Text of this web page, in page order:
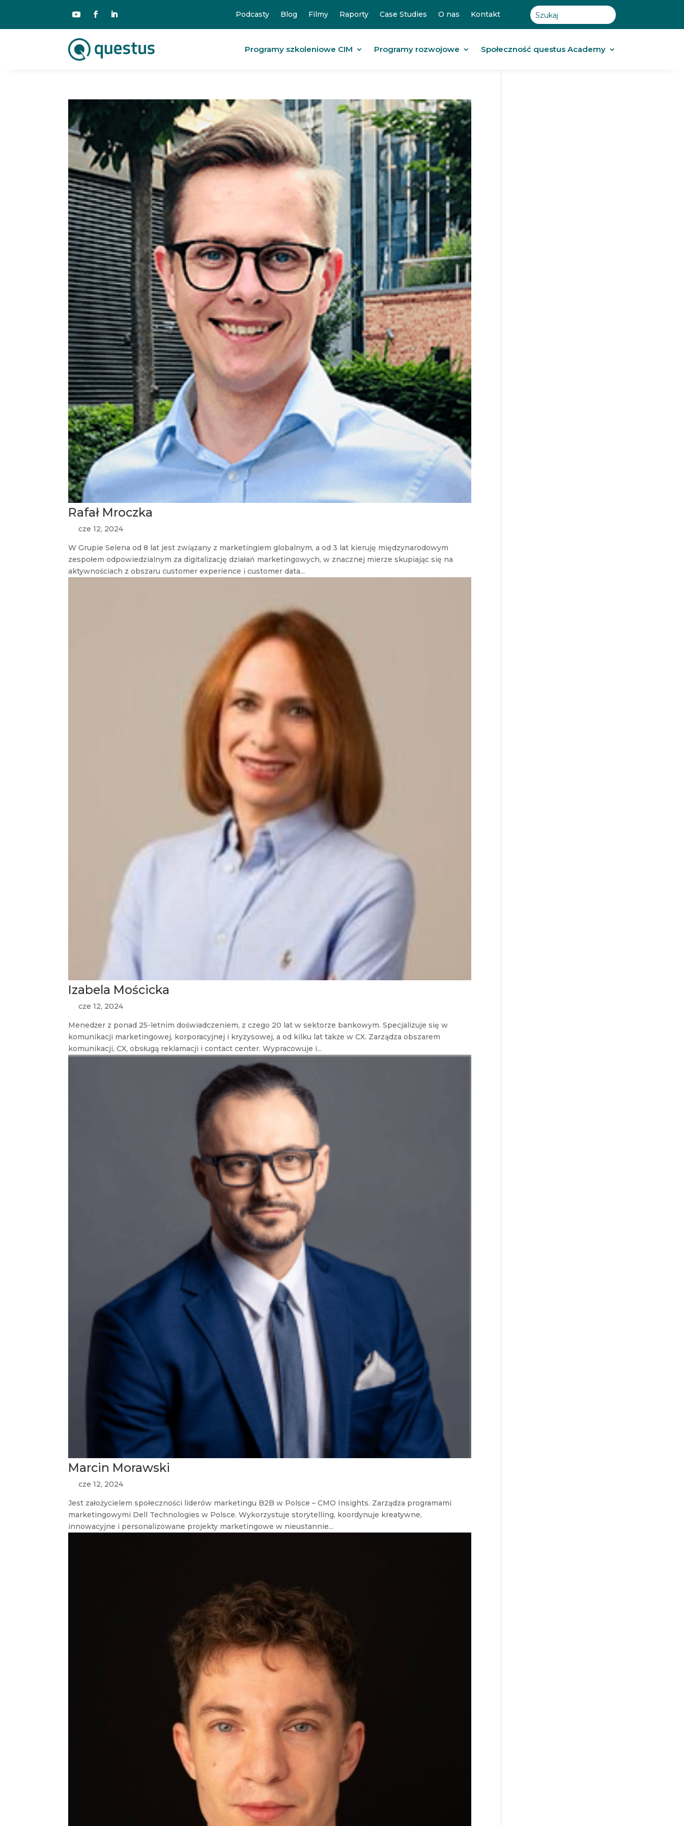
Podcasty Blog Filmy Raporty Case Studies O nas Kontakt
Programy szkoleniowe CIM Programy rozwojowe Społeczność questus Academy
Rafał Mroczka
cze 12, 2024
W Grupie Selena od 8 lat jest związany z marketingiem globalnym, a od 3 lat kieruję międzynarodowym
zespołem odpowiedzialnym za digitalizację działań marketingowych, w znacznej mierze skupiając się na
aktywnościach z obszaru customer experience i customer data...
Izabela Mościcka
cze 12, 2024
Menedżer z ponad 25-letnim doświadczeniem, z czego 20 lat w sektorze bankowym. Specjalizuje się w
komunikacji marketingowej, korporacyjnej i kryzysowej, a od kilku lat także w CX. Zarządza obszarem
komunikacji, CX, obsługą reklamacji i contact center. Wypracowuje i...
Marcin Morawski
cze 12, 2024
Jest założycielem społeczności liderów marketingu B2B w Polsce – CMO Insights. Zarządza programami
marketingowymi Dell Technologies w Polsce. Wykorzystuje storytelling, koordynuje kreatywne,
innowacyjne i personalizowane projekty marketingowe w nieustannie...